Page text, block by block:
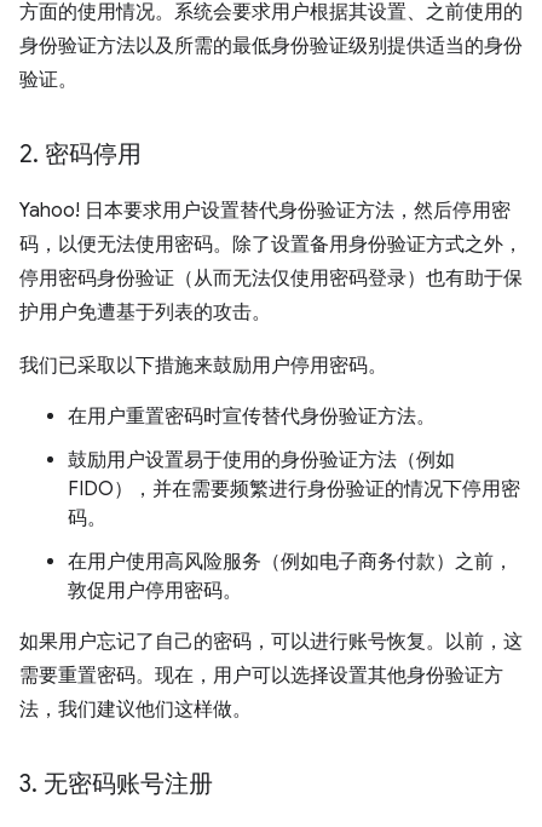
方面的使用情况。系统会要求用户根据其设置、之前使用的
身份验证方法以及所需的最低身份验证级别提供适当的身份
验证。
2. 密码停用
Yahoo! 日本要求用户设置替代身份验证方法，然后停用密
码，以便无法使用密码。除了设置备用身份验证方式之外，
停用密码身份验证（从而无法仅使用密码登录）也有助于保
护用户免遭基于列表的攻击。
我们已采取以下措施来鼓励用户停用密码。
在用户重置密码时宣传替代身份验证方法。
鼓励用户设置易于使用的身份验证方法（例如
FIDO），并在需要频繁进行身份验证的情况下停用密
码。
在用户使用高风险服务（例如电子商务付款）之前，
敦促用户停用密码。
如果用户忘记了自己的密码，可以进行账号恢复。以前，这
需要重置密码。现在，用户可以选择设置其他身份验证方
法，我们建议他们这样做。
3. 无密码账号注册